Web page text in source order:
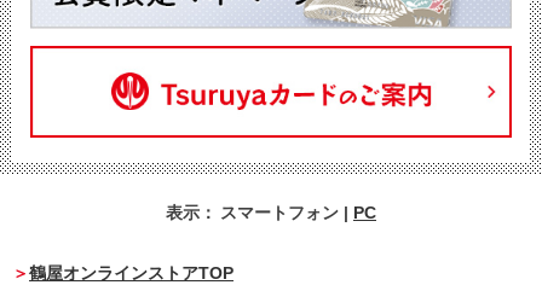
表示： スマートフォン | PC
鶴屋オンラインストアTOP